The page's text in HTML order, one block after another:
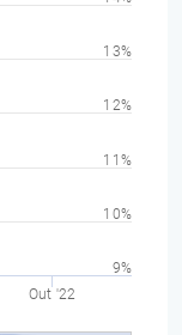
Out '22
9%
10%
11%
12%
13%